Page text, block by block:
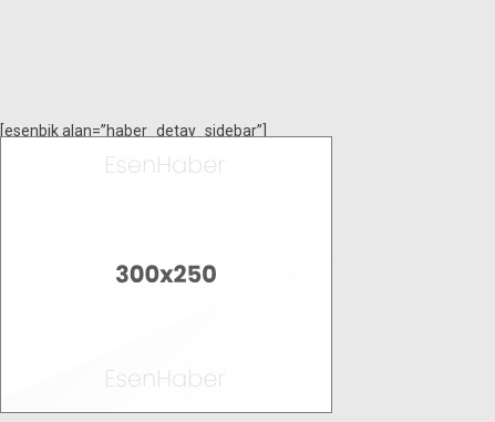
[esenbik alan=”haber_detay_sidebar”]